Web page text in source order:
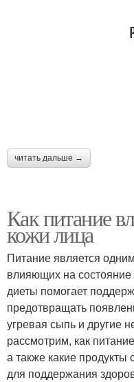
читать дальше →
Как питание
кожи лица
Питание является
влияющих на
диеты помогает
предотвращать
угревая сыпь и другие
рассмотрим, как
а также какие продукты
для поддержания